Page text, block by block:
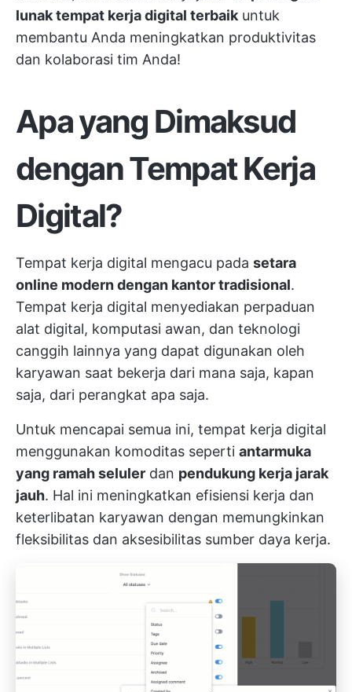
lunak tempat kerja digital terbaik untuk
membantu Anda meningkatkan produktivitas
dan kolaborasi tim Anda!
Apa yang Dimaksud
dengan Tempat Kerja
Digital?
Tempat kerja digital mengacu pada setara
online modern dengan kantor tradisional.
Tempat kerja digital menyediakan perpaduan
alat digital, komputasi awan, dan teknologi
canggih lainnya yang dapat digunakan oleh
karyawan saat bekerja dari mana saja, kapan
saja, dari perangkat apa saja.
Untuk mencapai semua ini, tempat kerja digital
menggunakan komoditas seperti antarmuka
yang ramah seluler dan pendukung kerja jarak
jauh. Hal ini meningkatkan efisiensi kerja dan
keterlibatan karyawan dengan memungkinkan
fleksibilitas dan aksesibilitas sumber daya kerja.